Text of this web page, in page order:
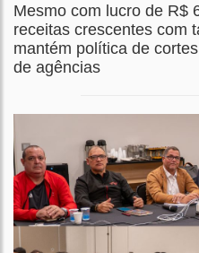
Mesmo com lucro de R$
receitas crescentes com
mantém política de
de agências